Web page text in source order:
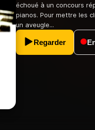
échoué à un concours
pianos. Pour mettre les
un aveugle...
Regarder